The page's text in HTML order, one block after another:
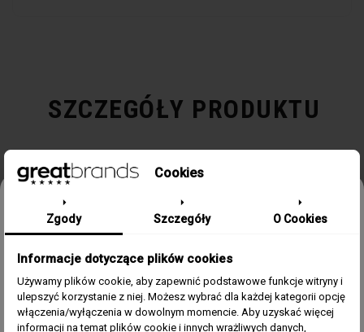
SZCZEGÓŁY PRODUKTU
Kolekcja / Linia SQUARE CLASSICS
Materiał Koperty stal nierdzewna
Kolor Tarczy Biały
Cookies
Zgody Szczegóły O Cookies
Informacje dotyczące plików cookies
Używamy plików cookie, aby zapewnić podstawowe funkcje witryny i
ulepszyć korzystanie z niej. Możesz wybrać dla każdej kategorii opcję
włączenia/wyłączenia w dowolnym momencie. Aby uzyskać więcej
informacji na temat plików cookie i innych wrażliwych danych,
Odbierz 15% rabatu na pierwsze
zamówienie w greatbrands!
Zapisz się do bezpłatnego Newslettera i dowiaduj się pierwszy o
Email